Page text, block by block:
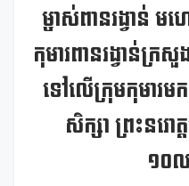
ម្ចាស់ពានរង្វាន់
កុមារពានរង្វាន់ក្
ទៅលើក្រុមកុមារ
សិក្សា ព្រះនរោ
១០